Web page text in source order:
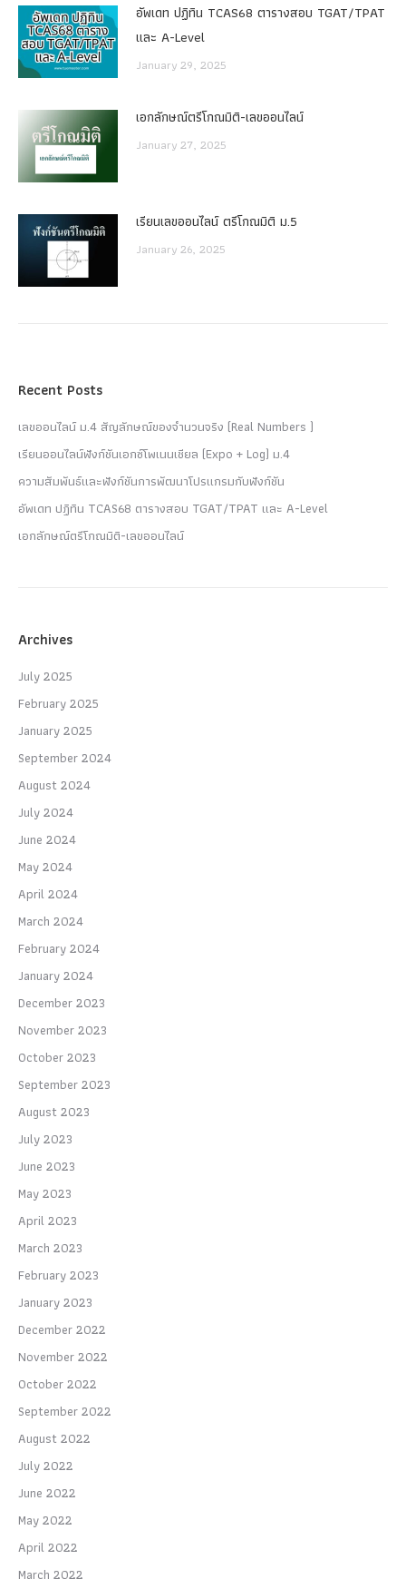
อัพเดท ปฏิทิน TCAS68 ตารางสอบ TGAT/TPAT
และ A-Level
January 29, 2025
เอกลักษณ์ตรีโกณมิติ-เลขออนไลน์
January 27, 2025
เรียนเลขออนไลน์ ตรีโกณมิติ ม.5
January 26, 2025
Recent Posts
เลขออนไลน์ ม.4 สัญลักษณ์ของจำนวนจริง (Real Numbers )
เรียนออนไลน์ฟังก์ชันเอกซ์โพเนนเชียล (Expo + Log) ม.4
ความสัมพันธ์และฟังก์ชันการพัฒนาโปรแกรมกับฟังก์ชัน
อัพเดท ปฏิทิน TCAS68 ตารางสอบ TGAT/TPAT และ A-Level
เอกลักษณ์ตรีโกณมิติ-เลขออนไลน์
Archives
July 2025
February 2025
January 2025
September 2024
August 2024
July 2024
June 2024
May 2024
April 2024
March 2024
February 2024
January 2024
December 2023
November 2023
October 2023
September 2023
August 2023
July 2023
June 2023
May 2023
April 2023
March 2023
February 2023
January 2023
December 2022
November 2022
October 2022
September 2022
August 2022
July 2022
June 2022
May 2022
April 2022
March 2022